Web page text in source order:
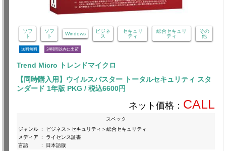
ソフ
ト
ソフ
ト
Windows
ビジネ
ス
セキュリ
ティ
総合セキュリ
ティ
その
他
送料無料 24時間以内に出荷
Trend Micro トレンドマイクロ
【同時購入用】ウイルスバスター トータルセキュリティ スタ
ンダード 1年版 PKG / 税込6600円
ネット価格： CALL
スペック
ジャンル :
ビジネス＞セキュリティ＞総合セキュリティ
メディア
:
ライセンス証書
言語
: 日本語版